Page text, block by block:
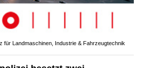
für Landmaschinen, Industrie & Fahrzeugtechnik